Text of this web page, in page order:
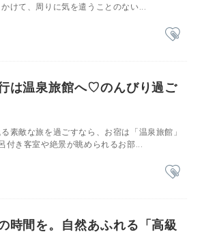
けて、周りに気を遣うことのない...
は温泉旅館へ♡のんびり過ご
素敵な旅を過ごすなら、お宿は「温泉旅館」
付き客室や絶景が眺められるお部...
時間を。自然あふれる「高級